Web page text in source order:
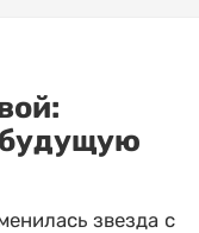
будущую
звезда с